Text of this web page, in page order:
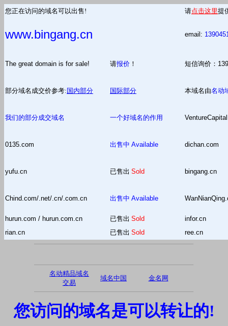
您正在访问的域名可以出售! 请点击这里提
www.bingang.cn email:
The great domain is for sale! 请报价 ！ 短信询价：
部分域名成交价参考: 国内部分 国际部分 本域名由名动
我们的部分成交域名 一个好域名的作用
0135.com 出售中 Available dichan.com
yufu.cn 已售出 Sold bingang.cn
Chind.com/.net/.cn/.com.cn 出售中 Available
hurun.com / hurun.com.cn 已售出 Sold
infor.cn
rian.cn
已售出 Sold ree.cn
名动精品域名
交易
域名中国 金名网
您访问的域名是可以转让的!